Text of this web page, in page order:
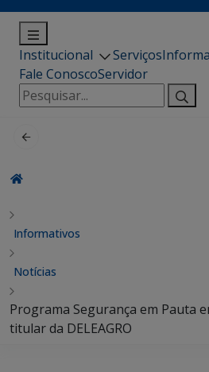
Institucional Serviços
Fale ConoscoServidor
Pesquisar
por:
Informativos
Notícias
Programa Segurança em Pauta
titular da DELEAGRO